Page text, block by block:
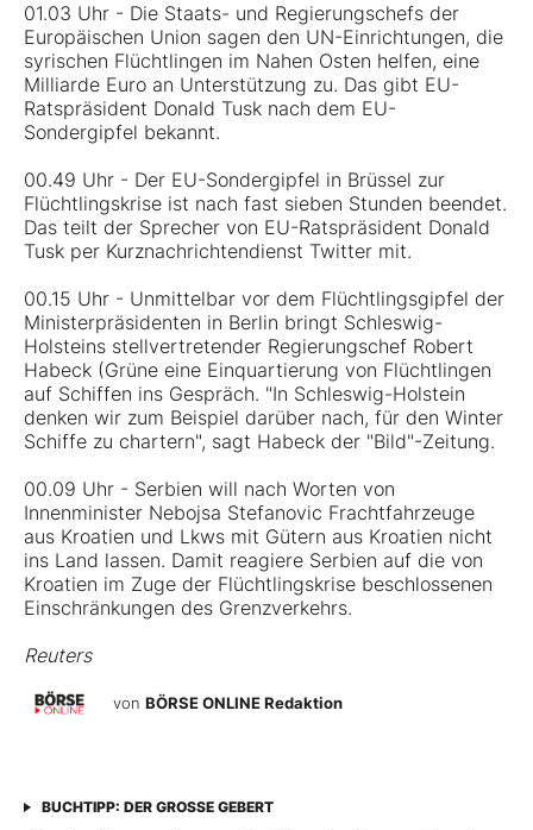
01.03 Uhr - Die Staats- und Regierungschefs der
Europäischen Union sagen den UN-Einrichtungen, die
syrischen Flüchtlingen im Nahen Osten helfen, eine
Milliarde Euro an Unterstützung zu. Das gibt EU-
Ratspräsident Donald Tusk nach dem EU-
Sondergipfel bekannt.
00.49 Uhr - Der EU-Sondergipfel in Brüssel zur
Flüchtlingskrise ist nach fast sieben Stunden beendet.
Das teilt der Sprecher von EU-Ratspräsident Donald
Tusk per Kurznachrichtendienst Twitter mit.
00.15 Uhr - Unmittelbar vor dem Flüchtlingsgipfel der
Ministerpräsidenten in Berlin bringt Schleswig-
Holsteins stellvertretender Regierungschef Robert
Habeck (Grüne eine Einquartierung von Flüchtlingen
auf Schiffen ins Gespräch. "In Schleswig-Holstein
denken wir zum Beispiel darüber nach, für den Winter
Schiffe zu chartern", sagt Habeck der "Bild"-Zeitung.
00.09 Uhr - Serbien will nach Worten von
Innenminister Nebojsa Stefanovic Frachtfahrzeuge
aus Kroatien und Lkws mit Gütern aus Kroatien nicht
ins Land lassen. Damit reagiere Serbien auf die von
Kroatien im Zuge der Flüchtlingskrise beschlossenen
Einschränkungen des Grenzverkehrs.
Reuters
von BÖRSE ONLINE Redaktion
BUCHTIPP: DER GROSSE GEBERT